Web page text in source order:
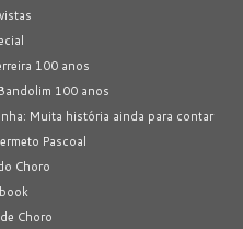
100 anos
100 anos
Muita história ainda para contar
Pascoal
Choro
Choro